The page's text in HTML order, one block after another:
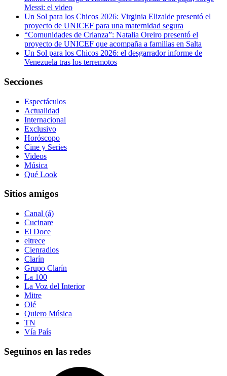
Messi: el video
Un Sol para los Chicos 2026: Virginia Elizalde presentó el
proyecto de UNICEF para una maternidad segura
“Comunidades de Crianza”: Natalia Oreiro presentó el
proyecto de UNICEF que acompaña a familias en Salta
Un Sol para los Chicos 2026: el desgarrador informe de
Venezuela tras los terremotos
Secciones
Espectáculos
Actualidad
Internacional
Exclusivo
Horóscopo
Cine y Series
Videos
Música
Qué Look
Sitios amigos
Canal (á)
Cucinare
El Doce
eltrece
Cienradios
Clarín
Grupo Clarín
La 100
La Voz del Interior
Mitre
Olé
Quiero Música
TN
Vía País
Seguinos en las redes